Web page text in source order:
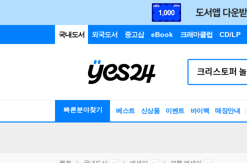
국내도서 외국도서 중고샵 eBook 크레마클럽 CD/LP
빠른분야찾기 베스트 신상품 이벤트 바이백 매장안내